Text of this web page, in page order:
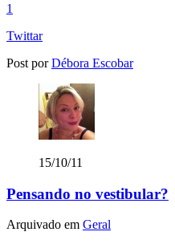
1
Twittar
Post porDébora Escobar
15/10/11
Pensando no vestibular?
Arquivado em Geral